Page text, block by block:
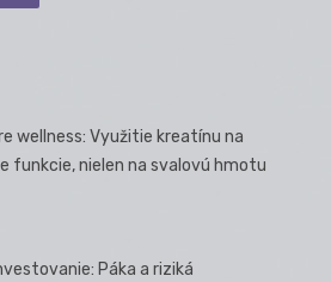
wellness: Využitie kreatínu na
funkcie, nielen na svalovú hmotu
Páka a riziká